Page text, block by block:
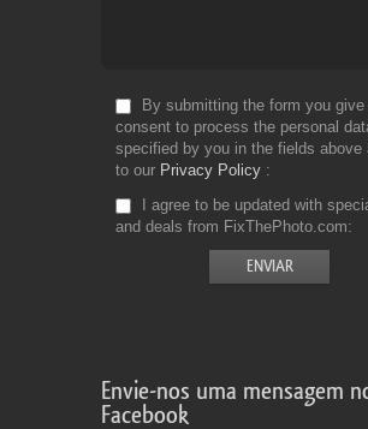
By submitting the form you
consent to process the personal
specified by you in the fields above
to our Privacy Policy
I agree to be updated with
and deals from FixThePhoto.com
Envie-nos uma mensagem
Facebook